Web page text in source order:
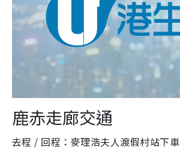
鹿赤走廊交通
去程 / 回程：麥理浩夫人渡假村站下車